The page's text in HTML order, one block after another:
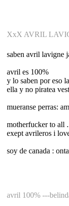
XxX AVRIL
saben avril lavigne
avril es 100%
y lo saben por eso
ella y no piratea
mueranse perras:
motherfucker to all
exept avrileros i
soy de canada :
avril 100% ---